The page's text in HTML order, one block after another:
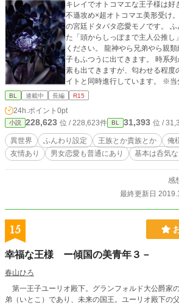
キレイでオトコマエな王子様は好きですか？ *
不遜攻め×超オトコマエ美形受け
の宮廷ドタバタ恋愛モノです。
た「頭からしっぽまで主人公推し
ください。 龍神やら兄弟やら親
子もふつうに出てきます。 時系
素も出てきますが、匂わせる程度の軽
イトと同時進行しています。 ※
す。 ※表紙画像はNEO HIMEISM
BL 連載中 長編 R15
24h.ポイント 0pt
小説 228,623 位 / 228,623件 BL 31,393 位 /
異世界 ふんわり設定 王族とか貴族とか 俺
友情あり
男女恋愛も普通にあり 基本は呑気
感
最終更新日
15
幸福な王様 ー傾国の美青年３－
春山ひろ
第一王子ユーリオ殿下。グランフォルド大公爵家
弟（いとこ）であり、未来の国王。ユーリオ殿下の